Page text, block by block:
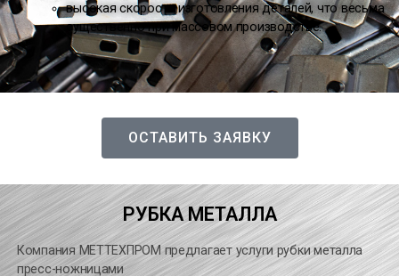
высокая скорость изготовления деталей, что весьма
существенно при массовом производстве.
ОСТАВИТЬ ЗАЯВКУ
РУБКА МЕТАЛЛА
Компания МЕТТЕХПРОМ предлагает услуги рубки металла
пресс-ножницами